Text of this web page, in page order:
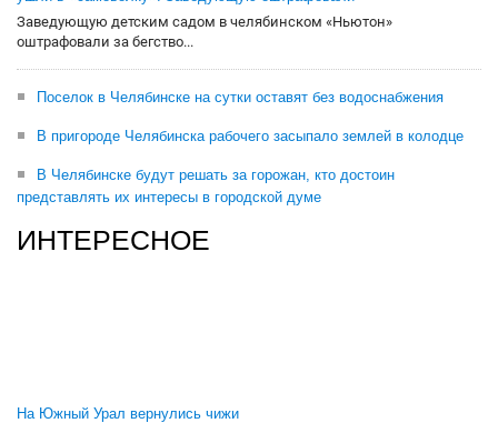
Заведующую детским садом в челябинском «Ньютон»
оштрафовали за бегство...
Поселок в Челябинске на сутки оставят без водоснабжения
В пригороде Челябинска рабочего засыпало землей в колодце
В Челябинске будут решать за горожан, кто достоин
представлять их интересы в городской думе
ИНТЕРЕСНОЕ
На Южный Урал вернулись чижи